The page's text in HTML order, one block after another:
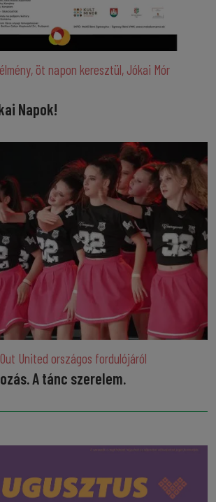
öt napon keresztül, Jókai Mór
Napok!
United országos fordulójáról
A tánc szerelem.